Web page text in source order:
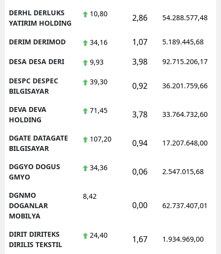
DERHL DERLUKS
YATIRIM HOLDING
10,80 2,86 54.288.577,48
DERIM DERIMOD 34,16 1,07 5.189.445,68
DESA DESA DERI 9,93 3,98 92.715.206,17
DESPC DESPEC
BILGISAYAR
39,30 0,92 36.201.759,66
DEVA DEVA
HOLDING
71,45 3,78 33.764.732,60
DGATE DATAGATE
BILGISAYAR
107,20 0,94 17.207.648,00
DGGYO DOGUS
GMYO
34,36 0,06 2.547.015,68
DGNMO
DOGANLAR
MOBILYA
8,42
0,00 62.737.407,01
DIRIT DIRITEKS
DIRILIS TEKSTIL
24,40 1,67 1.934.969,00